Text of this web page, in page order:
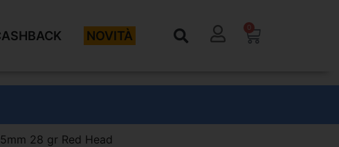
NOVITÀ
0
28 gr Red Head